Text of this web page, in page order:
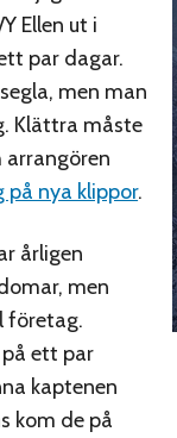
Ellen ut i
par dagar.
men man
Klättra måste
nya klippor.
årligen
men
företag.
ett par
kaptenen
kom de på